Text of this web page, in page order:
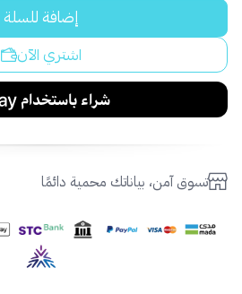
إضافة للسلة
اشتري الآن
تسوق آمن، بياناتك محمية دائمًا